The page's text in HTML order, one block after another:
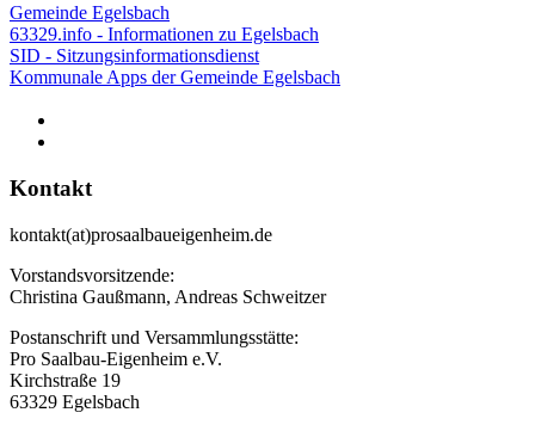
Gemeinde Egelsbach
63329.info - Informationen zu Egelsbach
SID - Sitzungsinformationsdienst
Kommunale Apps der Gemeinde Egelsbach
Kontakt
kontakt(at)prosaalbaueigenheim.de
Vorstandsvorsitzende:
Christina Gaußmann, Andreas Schweitzer
Postanschrift und Versammlungsstätte:
Pro Saalbau-Eigenheim e.V.
Kirchstraße 19
63329 Egelsbach